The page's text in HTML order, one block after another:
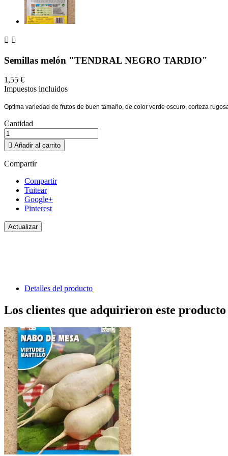
 
Semillas melón "TENDRAL NEGRO TARDIO"
1,55 €
Impuestos incluidos
Optima variedad de frutos de buen tamaño, de color verde oscuro, corteza
Cantidad
 Añadir al carrito
Compartir
Compartir
Tuitear
Google+
Pinterest
Detalles del producto
Los clientes que adquirieron este